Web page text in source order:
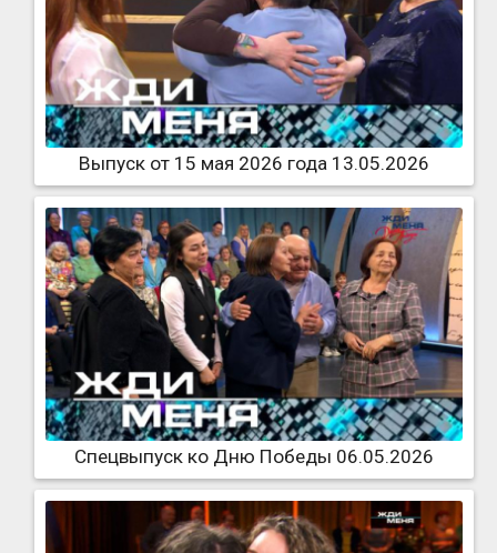
Выпуск от 15 мая 2026 года 13.05.2026
Спецвыпуск ко Дню Победы 06.05.2026